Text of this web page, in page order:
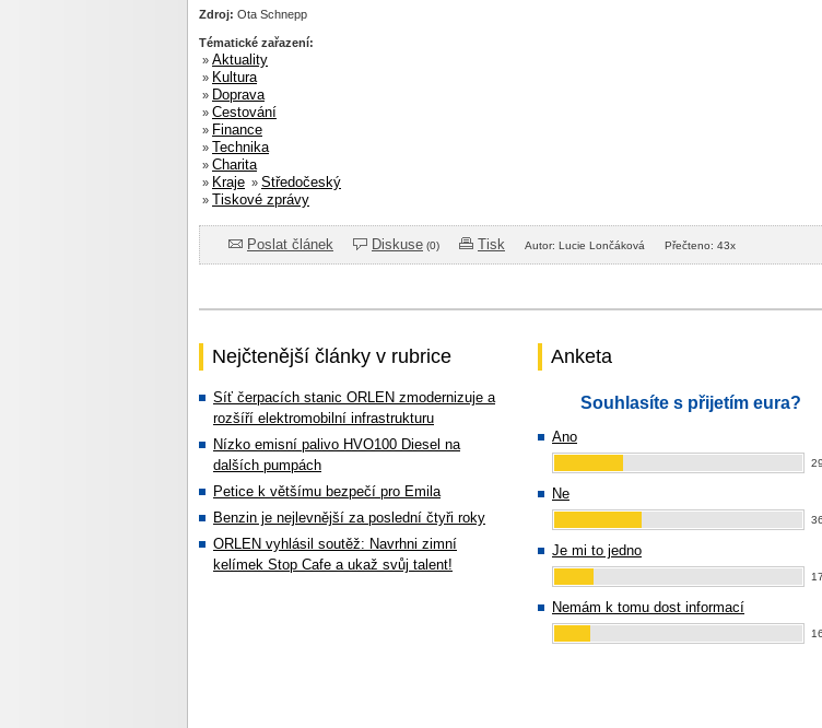
Zdroj: Ota Schnepp
Tématické zařazení:
» Aktuality
» Kultura
» Doprava
» Cestování
» Finance
» Technika
» Charita
» Kraje » Středočeský
» Tiskové zprávy
Poslat článek Diskuse (0) Tisk Autor: Lucie Lončáková Přečteno: 43x
Nejčtenější články v rubrice
Síť čerpacích stanic ORLEN zmodernizuje a
rozšíří elektromobilní infrastrukturu
Nízko emisní palivo HVO100 Diesel na
dalších pumpách
Petice k většímu bezpečí pro Emila
Benzin je nejlevnější za poslední čtyři roky
ORLEN vyhlásil soutěž: Navrhni zimní
kelímek Stop Cafe a ukaž svůj talent!
Anketa
Souhlasíte s přijetím eura?
Ano
Ne
Je mi to jedno
Nemám k tomu dost informací